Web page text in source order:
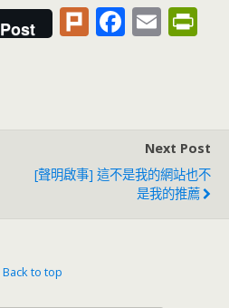
Post Pl F
o
k
E
e
n
dl
Next Post
[聲明啟事] 這不是我的網站也不
是我的推薦
Back to top